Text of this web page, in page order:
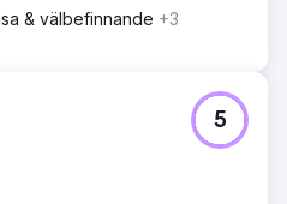
& välbefinnande +3
5